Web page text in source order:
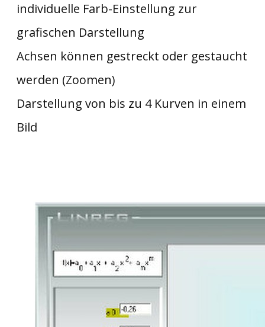
individuelle Farb-Einstellung zur
grafischen Darstellung
Achsen können gestreckt oder gestaucht
werden (Zoomen)
Darstellung von bis zu 4 Kurven in einem
Bild